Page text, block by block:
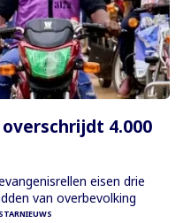
4.000
eisen drie
van overbevolking
STARNIEUWS